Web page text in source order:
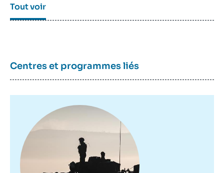
Tout voir
Centres et programmes liés
principale